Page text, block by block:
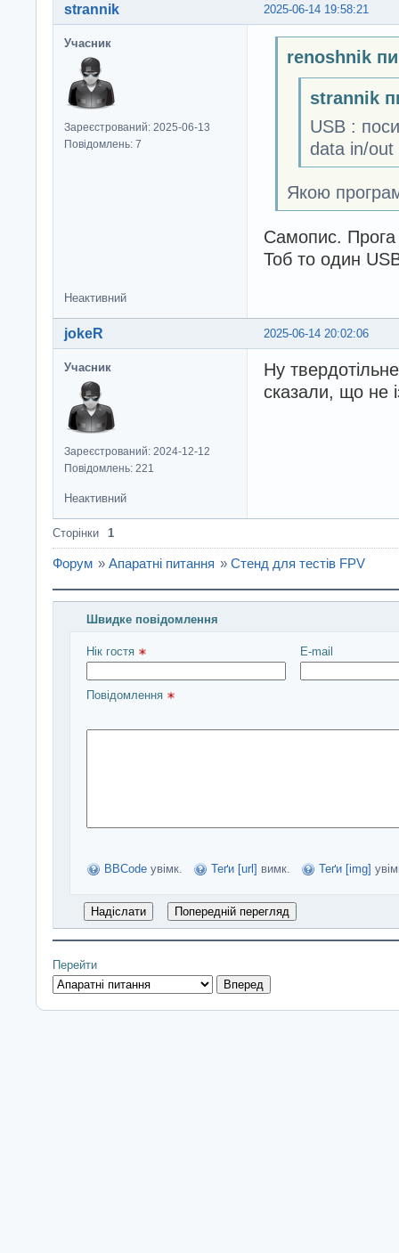
2025-06-14 19:58:21
strannik
Учасник
Зареєстрований: 2025-06-13
Повідомлень: 7
renoshnik
strannik
USB :
data in/out
Якою
Самопис.
Тоб то один
Неактивний
2025-06-14 20:02:06
jokeR
Учасник
Зареєстрований: 2024-12-12
Повідомлень: 221
Ну
сказали, що не
Неактивний
Сторінки 1
Форум » Апаратні питання » Стенд для тестів FPV
Швидке повідомлення
Введіть повідомлення і натисніть Надіслати
Нік гостя E-mail
Повідомлення
BBCode увімк. Теґи [url] вимк. Теґи [img]
Перейти